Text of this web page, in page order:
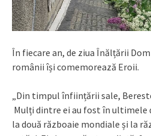
În fiecare an, de ziua Înălțării
românii își comemorează Eroii.
„Din timpul înființării sale,
Mulți dintre ei au fost în ultimele
la două războaie mondiale și la